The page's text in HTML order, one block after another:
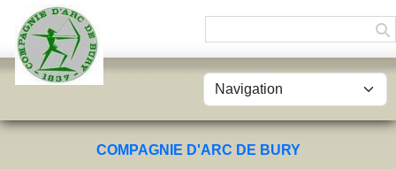
COMPAGNIE D'ARC DE BURY
Panneau de gestion des cookies